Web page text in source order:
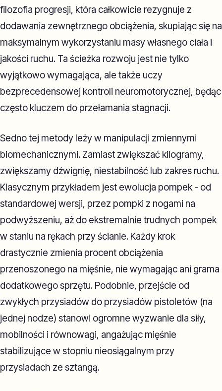
filozofia progresji, która całkowicie rezygnuje z
dodawania zewnętrznego obciążenia, skupiając się na
maksymalnym wykorzystaniu masy własnego ciała i
jakości ruchu. Ta ścieżka rozwoju jest nie tylko
wyjątkowo wymagająca, ale także uczy
bezprecedensowej kontroli neuromotorycznej, będąc
często kluczem do przełamania stagnacji.
Sedno tej metody leży w manipulacji zmiennymi
biomechanicznymi. Zamiast zwiększać kilogramy,
zwiększamy dźwignię, niestabilność lub zakres ruchu.
Klasycznym przykładem jest ewolucja pompek - od
standardowej wersji, przez pompki z nogami na
podwyższeniu, aż do ekstremalnie trudnych pompek
w staniu na rękach przy ścianie. Każdy krok
drastycznie zmienia procent obciążenia
przenoszonego na mięśnie, nie wymagając ani grama
dodatkowego sprzętu. Podobnie, przejście od
zwykłych przysiadów do przysiadów pistoletów (na
jednej nodze) stanowi ogromne wyzwanie dla siły,
mobilności i równowagi, angażując mięśnie
stabilizujące w stopniu nieosiągalnym przy
przysiadach ze sztangą.